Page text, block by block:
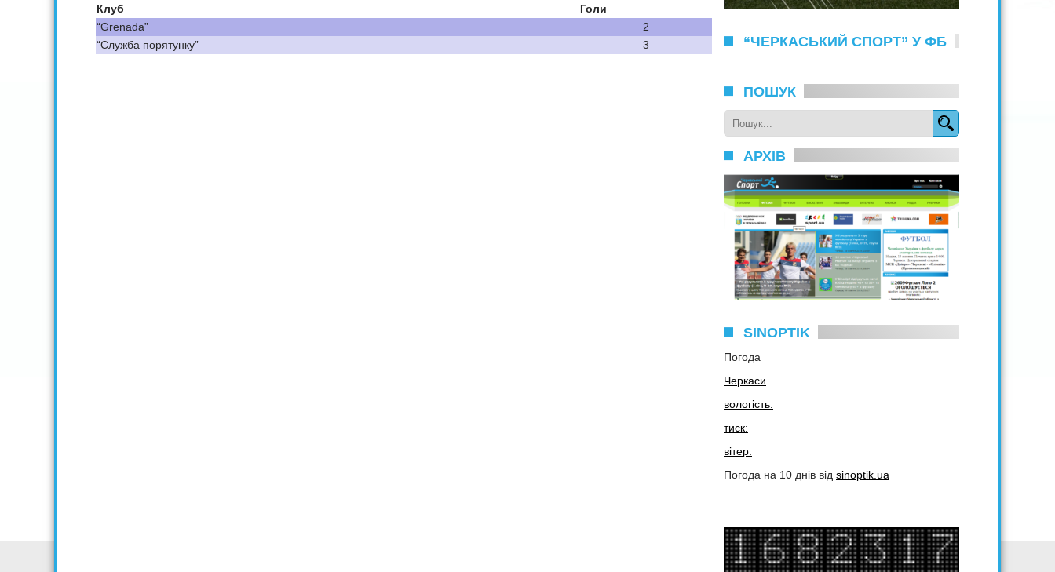
Клуб
Голи
“Grenada”
2
“Служба порятунку”
3 “ЧЕРКАСЬКИЙ СПОРТ” У ФБ
ПОШУК
АРХІВ
SINOPTIK
Погода
Черкаси
вологість:
тиск:
вітер:
Погода на 10 днів від sinoptik.ua